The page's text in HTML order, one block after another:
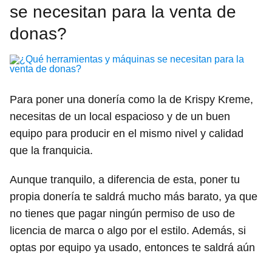
se necesitan para la venta de
donas?
Para poner una donería como la de Krispy Kreme,
necesitas de un local espacioso y de un buen
equipo para producir en el mismo nivel y calidad
que la franquicia.
Aunque tranquilo, a diferencia de esta, poner tu
propia donería te saldrá mucho más barato, ya que
no tienes que pagar ningún permiso de uso de
licencia de marca o algo por el estilo. Además, si
optas por equipo ya usado, entonces te saldrá aún